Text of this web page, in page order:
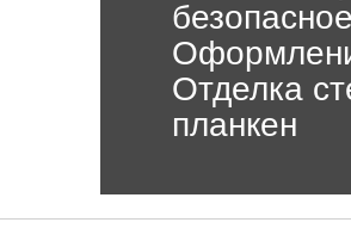
Отделка
планкен